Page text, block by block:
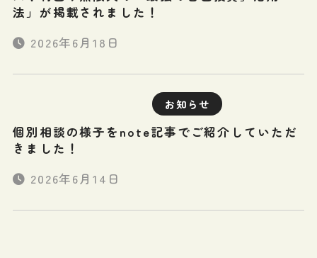
法」が掲載されました！
2026年6月18日
お知らせ
個別相談の様子をnote記事でご紹介していただ
きました！
2026年6月14日